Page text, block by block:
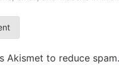
Akismet to reduce spam.